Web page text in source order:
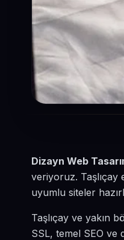
Dizayn Web
veriyoruz. Taşlıçay
uyumlu siteler
Taşlıçay ve yakın
SSL, temel SEO ve